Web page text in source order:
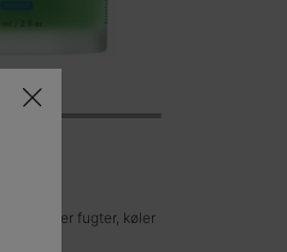
der fugter, køler